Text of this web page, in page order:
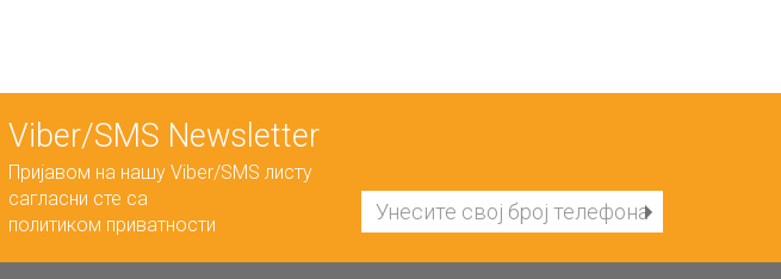
Viber/SMS Newsletter
Пријавом на нашу Viber/SMS листу
сагласни сте са
политиком приватности